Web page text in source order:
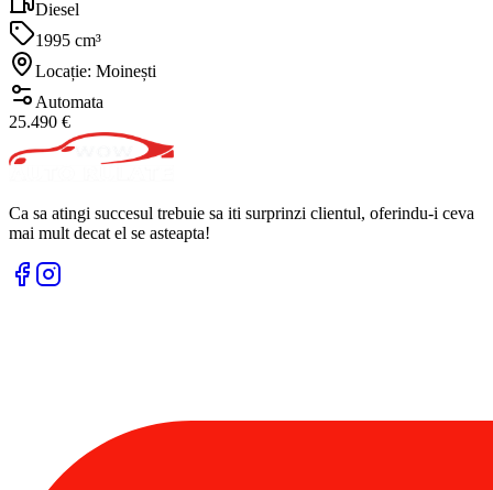
Diesel
1995 cm³
Locație: Moinești
Automata
25.490 €
Ca sa atingi succesul trebuie sa iti surprinzi clientul, oferindu-i ceva
mai mult decat el se asteapta!